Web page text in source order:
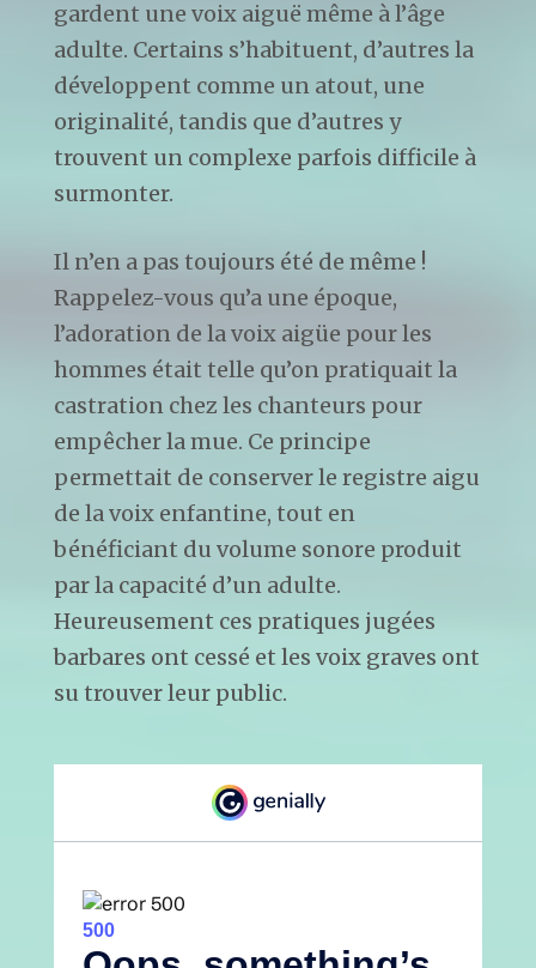
gardent une voix aiguë même à l’âge
adulte. Certains s’habituent, d’autres la
développent comme un atout, une
originalité, tandis que d’autres y
trouvent un complexe parfois difficile à
surmonter.
Il n’en a pas toujours été de même !
Rappelez-vous qu’a une époque,
l’adoration de la voix aigüe pour les
hommes était telle qu’on pratiquait la
castration chez les chanteurs pour
empêcher la mue. Ce principe
permettait de conserver le registre aigu
de la voix enfantine, tout en
bénéficiant du volume sonore produit
par la capacité d’un adulte.
Heureusement ces pratiques jugées
barbares ont cessé et les voix graves ont
su trouver leur public.